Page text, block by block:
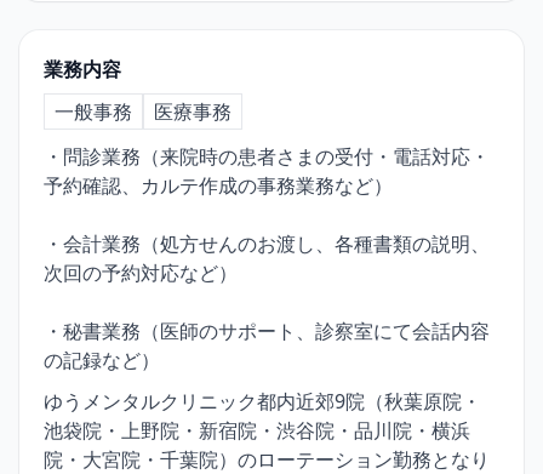
業務内容
一般事務
医療事務
・問診業務（来院時の患者さまの受付・電話対応・
予約確認、カルテ作成の事務業務など）
・会計業務（処方せんのお渡し、各種書類の説明、
次回の予約対応など）
・秘書業務（医師のサポート、診察室にて会話内容
の記録など）
ゆうメンタルクリニック都内近郊9院（秋葉原院・
池袋院・上野院・新宿院・渋谷院・品川院・横浜
院・大宮院・千葉院）のローテーション勤務となり